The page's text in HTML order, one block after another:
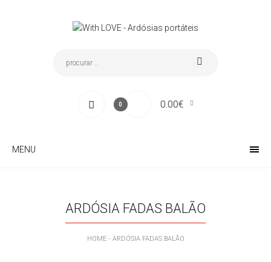
0 0.00€
MENU
ARDÓSIA FADAS BALÃO
HOME ARDÓSIA FADAS BALÃO